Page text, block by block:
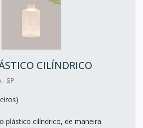
CILÍNDRICO
- SP
plástico cilíndrico, de maneira